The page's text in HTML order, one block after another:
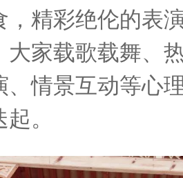
，精彩绝伦的表
大家载歌载舞、
、情景互动等心
。